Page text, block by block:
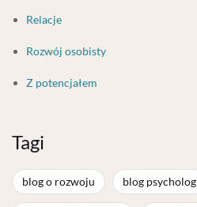
Relacje
Rozwój osobisty
Z potencjałem
Tagi
blog o rozwoju blog psycholog